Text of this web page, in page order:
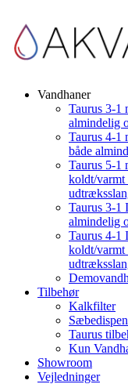
Vandhaner
Taurus 3-1
almindelig
Taurus 4-1
både
Taurus 5-1
koldt/varmt
Taurus 3-1
almindelig
Taurus 4-1
koldt/varmt
Tilbehør
Kalkfilter
Taurus
Kun
Showroom
Vejledninger